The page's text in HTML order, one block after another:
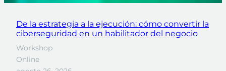
De la estrategia a la ejecución: cómo convertir la
ciberseguridad en un habilitador del negocio
Workshop
Online